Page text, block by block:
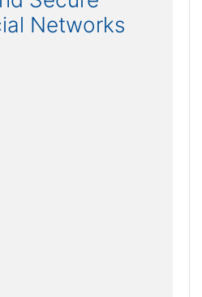
Networks